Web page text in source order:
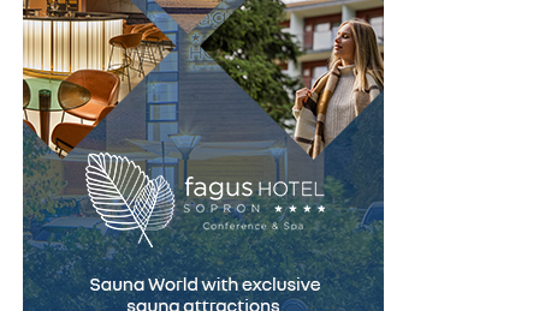
Disponibilitate și cost
HSG: disponibilă în spitale și clinici cu departament de
radiologie. Cost variabil, de obicei acoperit parțial sau
total de asigurarea de sănătate în anumite condiții.
HYCOSY: disponibilă în centre ginecologice cu ecografie
de înaltă performanță și ginecologi cu competență în
sonografie avansată. Costul este similar sau ușor mai
mare decât HSG, dar nu necesită infrastructură de
radiologie.